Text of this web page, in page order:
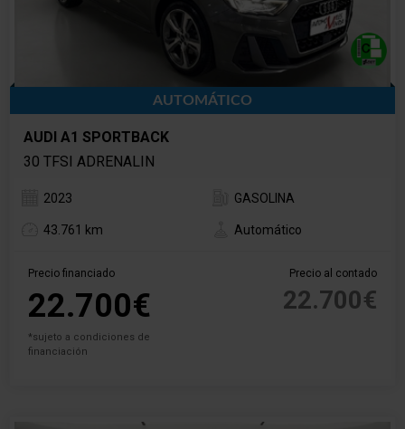
AUTOMÁTICO
AUDI A1 SPORTBACK
30 TFSI ADRENALIN
2023 GASOLINA
43.761 km Automático
Precio financiado
22.700€
*sujeto a condiciones de
financiación
Precio al contado
22.700€